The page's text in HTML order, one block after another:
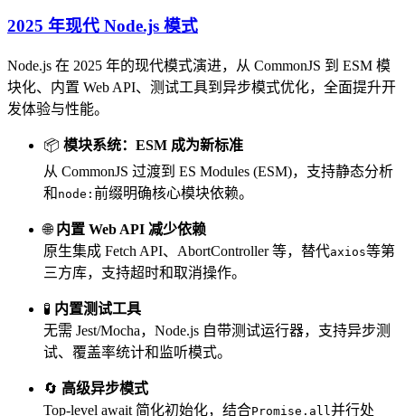
2025 年现代 Node.js 模式
Node.js 在 2025 年的现代模式演进，从 CommonJS 到 ESM 模
块化、内置 Web API、测试工具到异步模式优化，全面提升开
发体验与性能。
📦 模块系统：ESM 成为新标准
从 CommonJS 过渡到 ES Modules (ESM)，支持静态分析
和 node: 前缀明确核心模块依赖。
🌐内置 Web API 减少依赖
原生集成 Fetch API、AbortController 等，替代axios等第
三方库，支持超时和取消操作。
🧪 内置测试工具
无需 Jest/Mocha，Node.js 自带测试运行器，支持异步测
试、覆盖率统计和监听模式。
🔄 高级异步模式
Top-level await 简化初始化，结合Promise.all 并行处